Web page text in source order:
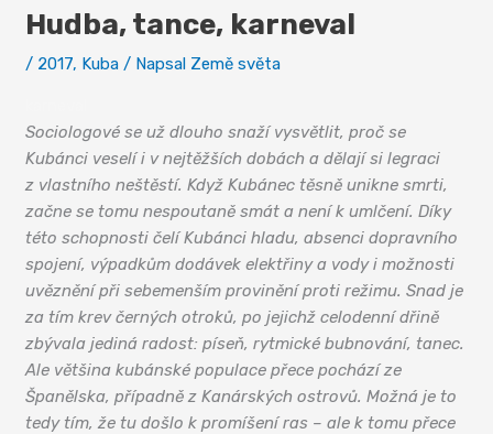
Hudba, tance, karneval
/ 2017, Kuba / Napsal Země světa
Sociologové se už dlouho snaží vysvětlit, proč se
Kubánci veselí i v nejtěžších dobách a dělají si legraci
z vlastního neštěstí. Když Kubánec těsně unikne smrti,
začne se tomu nespoutaně smát a není k umlčení. Díky
této schopnosti čelí Kubánci hladu, absenci dopravního
spojení, výpadkům dodávek elektřiny a vody i možnosti
uvěznění při sebemenším provinění proti režimu. Snad je
za tím krev černých otroků, po jejichž celodenní dřině
zbývala jediná radost: píseň, rytmické bubnování, tanec.
Ale většina kubánské populace přece pochází ze
Španělska, případně z Kanárských ostrovů. Možná je to
tedy tím, že tu došlo k promíšení ras – ale k tomu přece